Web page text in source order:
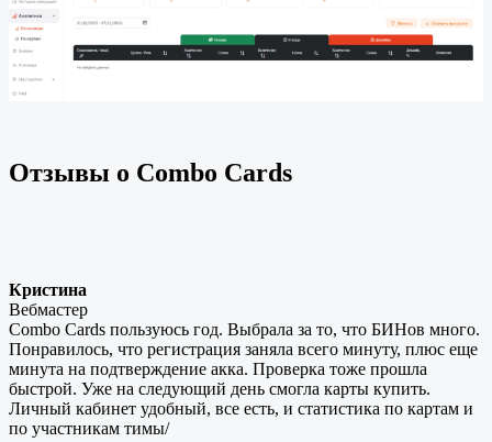
Отзывы о Combo Cards
Кристина
Вебмастер
Combo Cards пользуюсь год. Выбрала за то, что БИНов много.
Понравилось, что регистрация заняла всего минуту, плюс еще
минута на подтверждение акка. Проверка тоже прошла
быстрой. Уже на следующий день смогла карты купить.
Личный кабинет удобный, все есть, и статистика по картам и
по участникам тимы/